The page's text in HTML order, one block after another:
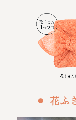
⚫︎ 花ふ